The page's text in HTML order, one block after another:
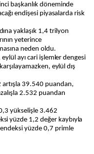
başkanlık döneminde
endişesi piyasalarda risk
yaklaşık 1,4 trilyon
yeterince
neden oldu.
ayı cari işlemler dengesi
eylül dış
39.540 puandan,
2.532 puandan
yükselişle 3.462
yüzde 1,2 değer kaybıyla
yüzde 0,7 primle